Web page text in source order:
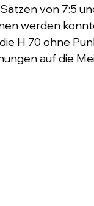
von 7:5
werden
H 70 ohne
auf die